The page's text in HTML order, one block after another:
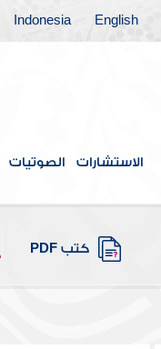
English
Indonesia
الاستشارات الصوتيات
كتب PDF